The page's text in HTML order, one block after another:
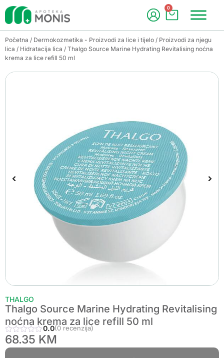
0
Početna / Dermokozmetika - Proizvodi za lice i tijelo / Proizvodi za njegu
lica / Hidratacija lica / Thalgo Source Marine Hydrating Revitalising noćna
krema za lice refill 50 ml
THALGO
Thalgo Source Marine Hydrating Revitalising
noćna krema za lice refill 50 ml
0.0(0 recenzija)
68.35 KM